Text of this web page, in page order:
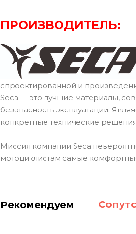
ПРОИЗВОДИТЕЛЬ:
спроектированной и
Seca — это лучшие материалы,
безопасность эксплуатации.
конкретные технические
Миссия компании Seca
мотоциклистам самые
Рекомендуем